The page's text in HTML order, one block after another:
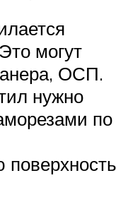
могут
ОСП.
нужно
по
поверхность